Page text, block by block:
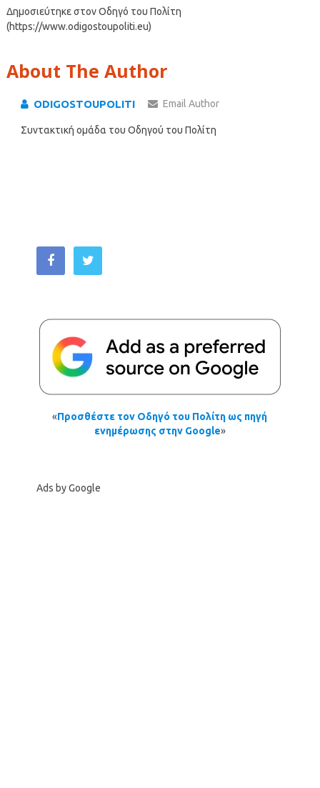
Δημοσιεύτηκε στον Οδηγό του Πολίτη
(https://www.odigostoupoliti.eu)
About The Author
ODIGOSTOUPOLITI Email Author
Συντακτική ομάδα του Οδηγού του Πολίτη
«Προσθέστε τον Οδηγό του Πολίτη ως πηγή
ενημέρωσης στην Google»
Ads by Google